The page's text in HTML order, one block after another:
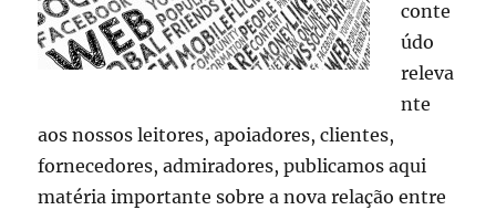
conte
údo
releva
nte
aos nossos leitores, apoiadores, clientes,
fornecedores, admiradores, publicamos aqui
matéria importante sobre a nova relação entre